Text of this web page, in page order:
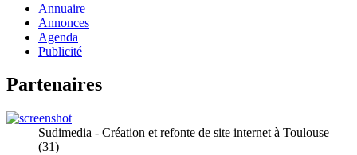
Annuaire
Annonces
Agenda
Publicité
Partenaires
Sudimedia - Création et refonte de site internet à Toulouse
(31)